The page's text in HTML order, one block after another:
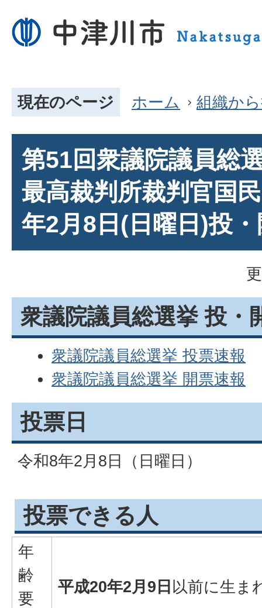
現在のページ ホーム 組織か
第51回衆議院議員総
最高裁判所裁判官国
年2月8日(日曜日)投
衆議院議員総選挙 投・
衆議院議員総選挙 投票速報
衆議院議員総選挙 開票速報
投票日
令和8年2月8日（日曜日）
投票できる人
年
齢
要
平成20年2月9日 以前に生ま